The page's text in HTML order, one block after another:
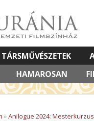
HAMAROSAN
TÁRSMŰVÉSZETEK
ELŐADÁSOK
»Anilogue 2024: